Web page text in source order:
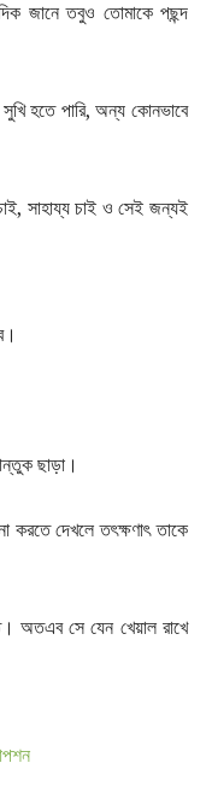
জানে তবুও তোমাকে পছন্দ
হতে পারি, অন্য কোনভাবে
সাহায্য চাই ও সেই জন্যই
ছাড়া।
করতে দেখলে তৎক্ষণাৎ তাকে
অতএব সে যেন খেয়াল রাখে